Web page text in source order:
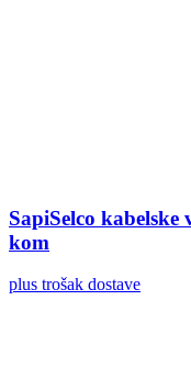
SapiSelco kabelske
kom
plus trošak dostave